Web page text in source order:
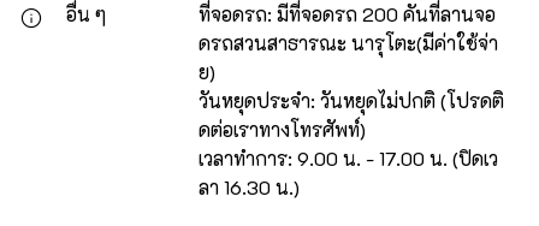
อื่น ๆ
ที่จอดรถ: มีที่จอดรถ 200 คันที่ลานจอ
ดรถสวนสาธารณะ นารุโตะ(มีค่าใช้จ่า
ย)
วันหยุดประจำ: วันหยุดไม่ปกติ (โปรดติ
ดต่อเราทางโทรศัพท์)
เวลาทำการ: 9.00 น. - 17.00 น. (ปิดเว
ลา 16.30 น.)